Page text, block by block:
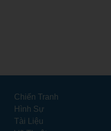
Chiến Tranh
Hình Sự
Tài Liệu